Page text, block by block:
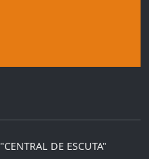
"CENTRAL DE ESCUTA"